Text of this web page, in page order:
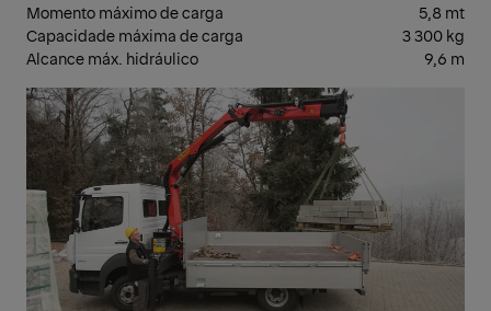
Momento máximo de carga
5,8 mt
Capacidade máxima de carga
3 300 kg
Alcance máx. hidráulico
9,6 m